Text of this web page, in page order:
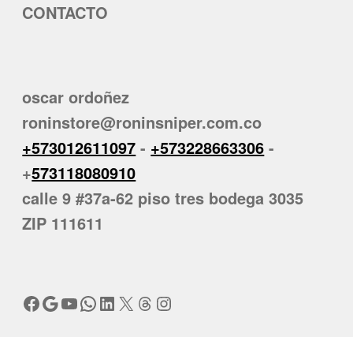
CONTACTO
oscar ordoñez
roninstore@roninsniper.com.co
+573012611097 - +573228663306 -
+573118080910
calle 9 #37a-62 piso tres bodega 3035
ZIP 111611
Facebook
Google
YouTube
WhatsApp
LinkedIn
X Threads
Instagram